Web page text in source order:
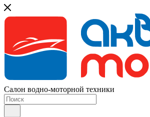
Салон водно-моторной техники